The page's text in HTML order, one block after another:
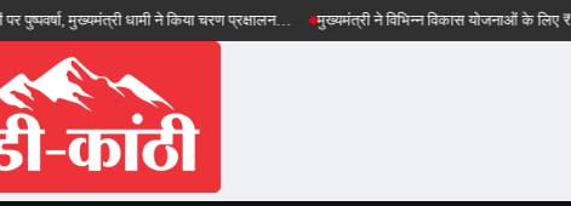
मुख्यमंत्री धामी ने किया चरण प्रक्षालन… मुख्यमंत्री ने विभिन्न विकास योजनाओं के लिए ₹5 करोड़ की